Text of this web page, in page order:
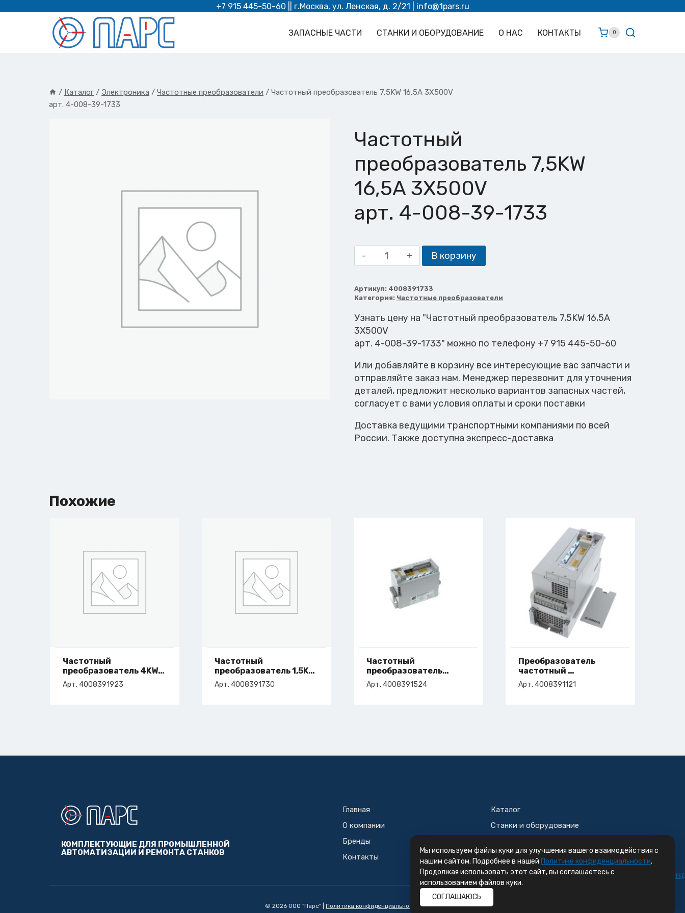
содержимому
+7 915 445-50-60 || г.Москва, ул. Ленская, д. 2/21 | info@1pars.ru
ЗАПАСНЫЕ ЧАСТИ СТАНКИ И ОБОРУДОВАНИЕ О НАС КОНТАКТЫ 0
/ Каталог / Электроника / Частотные преобразователи / Частотный преобразователь 7,5KW 16,5A 3X500V
арт. 4-008-39-1733
Частотный
преобразователь 7,5KW
16,5A 3X500V
арт. 4-008-39-1733
Количество
товара
преобразователь
7,5KW
16,5A
3X500V
В корзину
Артикул: 4008391733
Категория: Частотные преобразователи
Узнать цену на "Частотный преобразователь 7,5KW 16,5A
3X500V
арт. 4-008-39-1733" можно по телефону +7 915 445-50-60
Или добавляйте в корзину все интересующие вас запчасти и
отправляйте заказ нам. Менеджер перезвонит для уточнения
деталей, предложит несколько вариантов запасных частей,
согласует с вами условия оплаты и сроки поставки
Доставка ведущими транспортными компаниями по всей
России. Также доступна экспресс-доставка
Похожие
Частотный
преобразователь 4KW
9,5A 3X500V
арт. 4-008-39-1923
Арт. 4008391923
Частотный
преобразователь 1,5KW
4,1A 3X500V
арт. 4-008-39-1730
Арт. 4008391730
Частотный
преобразователь
F5.2,6A 1,8KVA 3-PH.
SERVO
Арт. 4008391524
Преобразователь
частотный
арт. 4-008-39-1121
Арт. 4008391121
КОМПЛЕКТУЮЩИЕ ДЛЯ ПРОМЫШЛЕННОЙ
АВТОМАТИЗАЦИИ И РЕМОНТА СТАНКОВ
Главная
О компании
Бренды
Контакты
Каталог
Станки и оборудование
© 2026 ООО "Парс" | Политика конфиденциальности
Мы используем файлы куки для улучшения вашего взаимодействия с
нашим сайтом. Подробнее в нашей Политике конфиденциальности.
Продолжая использовать этот сайт, вы соглашаетесь с
использованием файлов куки.
СОГЛАШАЮСЬ